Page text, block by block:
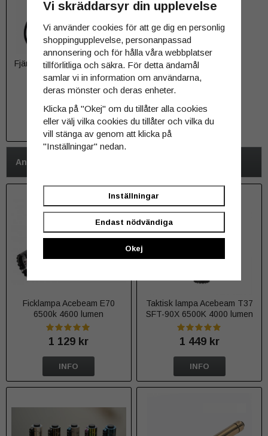
Fjärrkontroll till Acebeam L16
2.0
INFO
Andra har även köpt
Ficklampa Acebeam E70
6500k 4600 lumen
1 129 kr
INFO
Taktisk lampa Acebeam T37
SFT-90X 6500K 4000 lumen
1 449 kr
INFO
Vi skräddarsyr din upplevelse
Vi använder cookies för att ge dig en personlig
shoppingupplevelse, personanpassad
annonsering och för hålla våra webbplatser
tillförlitliga och säkra. För detta ändamål
samlar vi in information om användarna,
deras mönster och deras enheter.
Klicka på "Okej" om du tillåter alla cookies
eller välj vilka cookies du tillåter och vilka du
vill stänga av genom att klicka på
"Inställningar" nedan.
Inställningar
Endast nödvändiga
Okej